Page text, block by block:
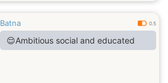
Batna 0.5
😌Ambitious social and educated